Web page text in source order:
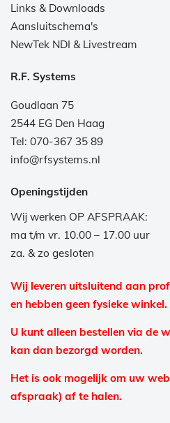
Links & Downloads
Aansluitschema's
NewTek NDI & Livestream
R.F. Systems
Goudlaan 75
2544 EG Den Haag
Tel: 070-367 35 89
info@rfsystems.nl
Openingstijden
Wij werken OP AFSPRAAK:
ma t/m vr. 10.00 – 17.00 uur
za. & zo gesloten
Wij leveren uitsluitend aan
en hebben geen fysieke winkel.
U kunt alleen bestellen via de
kan dan bezorgd worden.
Het is ook mogelijk om uw
afspraak) af te halen.